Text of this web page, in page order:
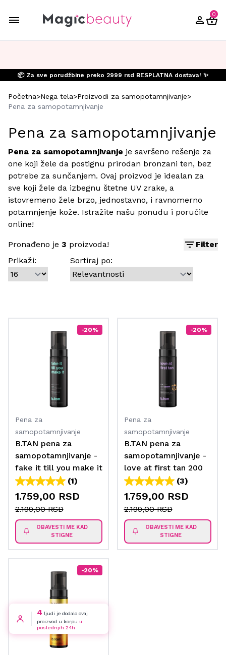
0
📦 Za sve porudžbine preko 2999 rsd BESPLATNA dostava! ✨
Početna>Nega tela>Proizvodi za samopotamnjivanje>
Pena za samopotamnjivanje
Pena za samopotamnjivanje
Pena za samopotamnjivanje je savršeno rešenje za
one koji žele da postignu prirodan bronzani ten, bez
potrebe za sunčanjem. Ovaj proizvod je idealan za
sve koji žele da izbegnu štetne UV zrake, a
istovremeno žele brzo, jednostavno, i ravnomerno
potamnjenje kože. Istražite našu ponudu i poručite
online!
Pronađeno je 3 proizvoda!
Filter
Prikaži:
Sortiraj po:
-20%
Pena za
samopotamnjivanje
B.TAN pena za
samopotamnjivanje -
fake it till you make it
200 ml
(1)
1.759,00 RSD
2.199,00 RSD
OBAVESTI ME KAD
STIGNE
-20%
Pena za
samopotamnjivanje
B.TAN pena za
samopotamnjivanje -
love at first tan 200
ml
(3)
1.759,00 RSD
2.199,00 RSD
OBAVESTI ME KAD
STIGNE
4 ljudi je dodalo ovaj
proizvod u korpu u
poslednjih 24h
-20%